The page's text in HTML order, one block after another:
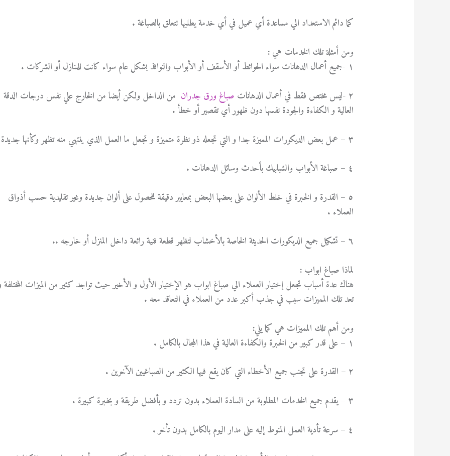
كما دائم الاستعداد الي مساعدة أي عميل في أي خدمة يطلبها تتعلق بالصباغة .
ومن أمثلة تلك الخدمات هي :
١ -جميع أعمال الدهانات سواء الحوائط أو الأسقف أو الأبواب والنوافذ بشكل عام سواء كانت للمنازل أو الشركات .
٢ -ليس مختص فقط في أعمال الدهانات
صباغ ورق جدران من الداخل ولكن أيضا من الخارج علي نفس درجات الدقة
العالية و الكفاءة والجودة نفسها دون ظهور أي تقصير أو خطأ .
٣ – عمل بعض الديكورات المميزة جدا و التي تجعله ذو نظرة متميزة و تجعل ما العمل الذي ينتهي منه تظهر وكأنها جديدة .
٤ – صباغة الأبواب والشبابيك بأحدث وسائل الدهانات .
٥ – القدرة و الخبرة في خلط الألوان على بعضها البعض بمعايير دقيقة للحصول على ألوان جديدة وغير تقليدية حسب أذواق
العملاء .
٦ – تشكيل جميع الديكورات الحديثة الخاصة بالأخشاب لتظهر قطعة فنية رائعة داخل المنزل أو خارجه ..
لماذا صباغ ابواب :
هناك عدة أسباب تجعل إختيار العملاء الي صباغ ابواب هو الإختيار الأول و الأخير حيث تواجد كثير من الميزات المختلفة
تعد تلك المميزات سبب في جذب أكبر عدد من العملاء في التعاقد معه .
ومن أهم تلك المميزات هي كما يلي:
١ – على قدر كبير من الخبرة والكفاءة العالية في هذا المجال بالكامل .
٢ – القدرة على تجنب جميع الأخطاء التي كان يقع فيها الكثير من الصباغيين الآخرين .
٣ – يقدم جميع الخدمات المطلوبة من السادة العملاء بدون تردد و بأفضل طريقة و بخبرة كبيرة .
٤ – سرعة تأدية العمل المنوط إليه على مدار اليوم بالكامل بدون تأخر .